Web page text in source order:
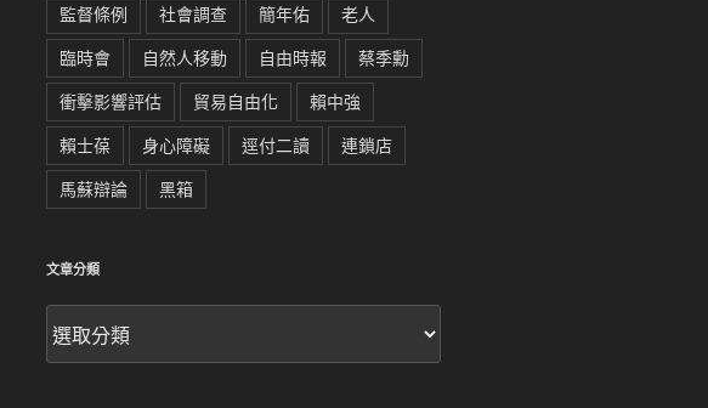
監督條例
社會調查 簡年佑
老人
臨時會
自然人移動 自由時報
蔡季勳
衝擊影響評估
貿易自由化
賴中強
賴士葆
身心障礙 逕付二讀
連鎖店
馬蘇辯論
黑箱
文章分類
章
分